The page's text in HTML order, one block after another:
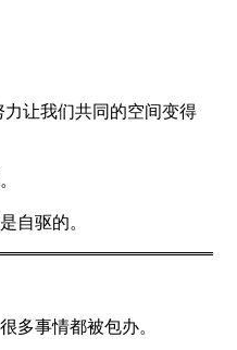
让我们共同的空间变得
自驱的。
多事情都被包办。